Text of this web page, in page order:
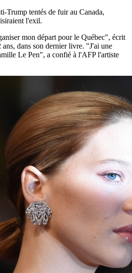
Trump tentés de fuir au Canada,
l'exil.
mon départ pour le Québec", écrit
dans son dernier livre. "J'ai une
Le Pen", a confié à l'AFP l'artiste